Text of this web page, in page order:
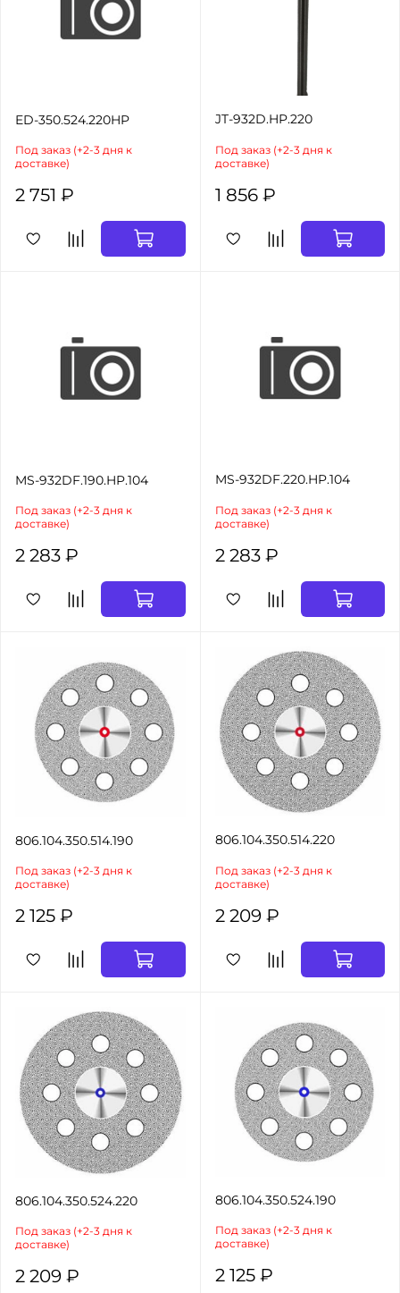
ED-350.524.220HP
Под заказ (+2-3 дня к
доставке)
2 751 ₽
JT-932D.HP.220
Под заказ (+2-3 дня к
доставке)
1 856 ₽
MS-932DF.190.HP.104
Под заказ (+2-3 дня к
доставке)
2 283 ₽
MS-932DF.220.HP.104
Под заказ (+2-3 дня к
доставке)
2 283 ₽
806.104.350.514.190
Под заказ (+2-3 дня к
доставке)
2 125 ₽
806.104.350.514.220
Под заказ (+2-3 дня к
доставке)
2 209 ₽
806.104.350.524.220
Под заказ (+2-3 дня к
доставке)
2 209 ₽
806.104.350.524.190
Под заказ (+2-3 дня к
доставке)
2 125 ₽